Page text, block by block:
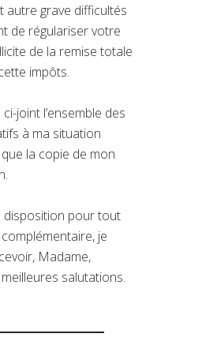
autre grave difficultés
de régulariser votre
de la remise totale
impôts.
joint l’ensemble des
à ma situation
la copie de mon
disposition pour tout
je
Madame,
salutations.